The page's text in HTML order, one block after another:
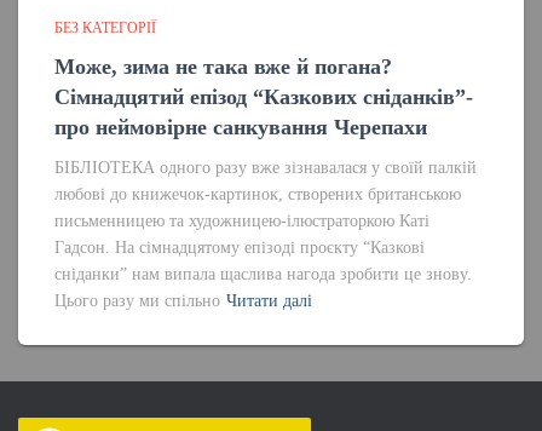
БЕЗ КАТЕГОРІЇ
Може, зима не така вже й погана?
Сімнадцятий епізод “Казкових сніданків”-
про неймовірне санкування Черепахи
БІБЛІОТЕКА одного разу вже зізнавалася у своїй палкій
любові до книжечок-картинок, створених британською
письменницею та художницею-ілюстраторкою Каті
Гадсон. На сімнадцятому епізоді проєкту “Казкові
сніданки” нам випала щаслива нагода зробити це знову.
Цього разу ми спільно Читати далі